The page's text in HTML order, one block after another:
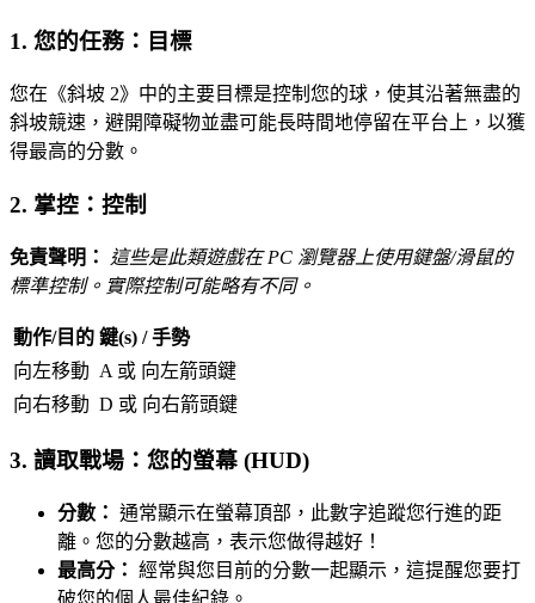
1. 您的任務：目標
您在《斜坡 2》中的主要目標是控制您的球，使其沿著無盡的
斜坡競速，避開障礙物並盡可能長時間地停留在平台上，以獲
得最高的分數。
2. 掌控：控制
免責聲明：
這些是此類遊戲在 PC 瀏覽器上使用鍵盤/滑鼠的
標準控制。實際控制可能略有不同。
動作/目的 鍵(s) / 手勢
向左移動 A 或 向左箭頭鍵
向右移動 D 或 向右箭頭鍵
3. 讀取戰場：您的螢幕 (HUD)
分數： 通常顯示在螢幕頂部，此數字追蹤您行進的距
離。您的分數越高，表示您做得越好！
最高分： 經常與您目前的分數一起顯示，這提醒您要打
破您的個人最佳紀錄。